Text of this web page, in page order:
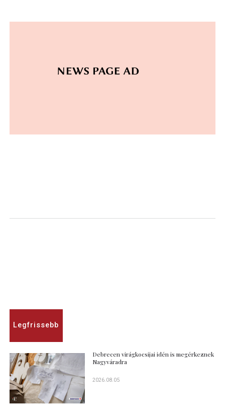
Legfrissebb
Debrecen virágkocsijai idén is megérkeznek
Nagyváradra
2026.08.05